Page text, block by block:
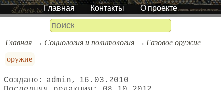
Главная Контакты О проекте
Главная Социология и политология
Газовое оружие
оружие
admin
16.03.2010